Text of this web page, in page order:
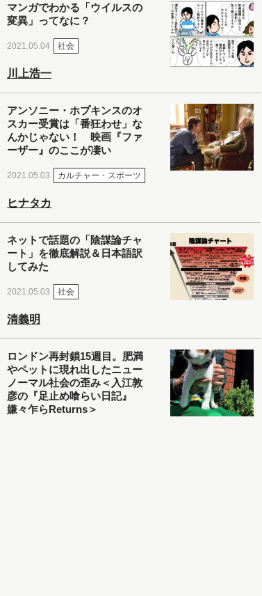
マンガでわかる「ウイルスの
変異」ってなに？
2021.05.04 社会
川上浩一
アンソニー・ホプキンスのオ
スカー受賞は「番狂わせ」な
んかじゃない！ 映画『ファ
ーザー』のここが凄い
2021.05.03 カルチャー・スポーツ
ヒナタカ
ネットで話題の「陰謀論チャ
ート」を徹底解説＆日本語訳
してみた
2021.05.03 社会
清義明
ロンドン再封鎖15週目。肥満
やペットに現れ出したニュー
ノーマル社会の歪み＜入江敦
彦の『足止め喰らい日記』
嫌々乍らReturns＞